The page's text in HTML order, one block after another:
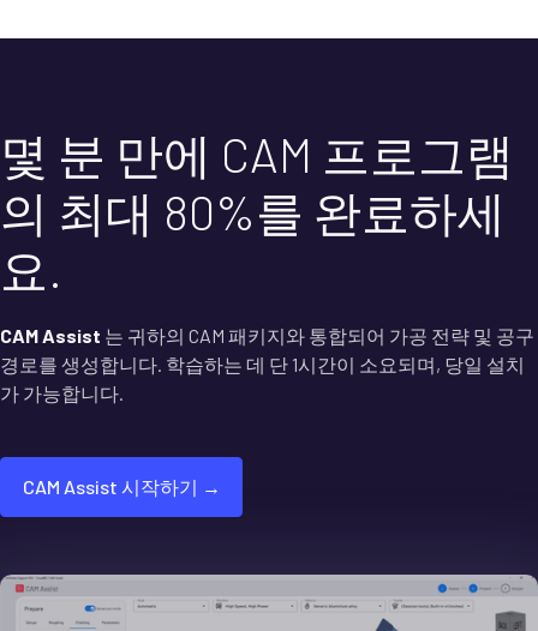
몇 분 만에 CAM 프로그램
의 최대 80%를 완료하세
요.
CAM Assist 는 귀하의 CAM 패키지와 통합되어 가공 전략 및 공구
경로를 생성합니다. 학습하는 데 단 1시간이 소요되며, 당일 설치
가 가능합니다.
CAM Assist 시작하기 →